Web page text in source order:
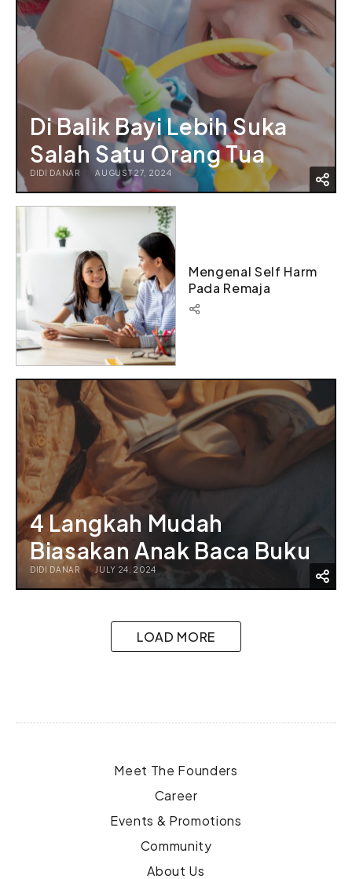
Di Balik Bayi Lebih Suka
Salah Satu Orang Tua
DIDI DANAR AUGUST 27, 2024
Mengenal Self Harm
Pada Remaja
4 Langkah Mudah
Biasakan Anak Baca Buku
DIDI DANAR JULY 24, 2024
LOAD MORE
Meet The Founders
Career
Events & Promotions
Community
About Us